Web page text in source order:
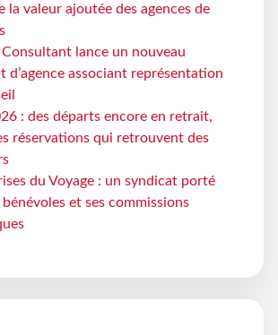
la valeur ajoutée des agences de
Consultant lance un nouveau
d’agence associant représentation
: des départs encore en retrait,
réservations qui retrouvent des
du Voyage : un syndicat porté
bénévoles et ses commissions